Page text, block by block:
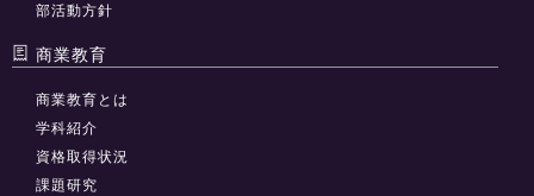
部活動方針
商業教育
商業教育とは
学科紹介
資格取得状況
課題研究